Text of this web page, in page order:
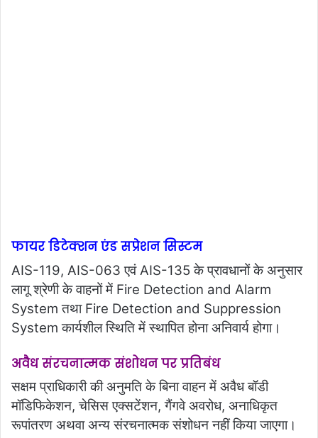
फायर डिटेक्शन एंड सप्रेशन सिस्टम
AIS-119, AIS-063 एवं AIS-135 के प्रावधानों के अनुसार
लागू श्रेणी के वाहनों में Fire Detection and Alarm
System तथा Fire Detection and Suppression
System कार्यशील स्थिति में स्थापित होना अनिवार्य होगा।
अवैध संरचनात्मक संशोधन पर प्रतिबंध
सक्षम प्राधिकारी की अनुमति के बिना वाहन में अवैध बॉडी
मॉडिफिकेशन, चेसिस एक्सटेंशन, गैंगवे अवरोध, अनाधिकृत
रूपांतरण अथवा अन्य संरचनात्मक संशोधन नहीं किया जाएगा।